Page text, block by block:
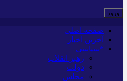
صفحه اصلی
آخرین اخبار
*سیاسی
رهبر انقلاب
دولت
مجلس